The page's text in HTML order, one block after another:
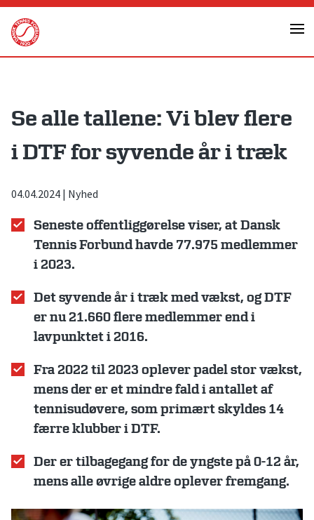
Skip
content
Se alle tallene: Vi blev flere
i DTF for syvende år i træk
04.04.2024 | Nyhed
Seneste offentliggørelse viser, at Dansk
Tennis Forbund havde 77.975 medlemmer
i 2023.
Det syvende år i træk med vækst, og DTF
er nu 21.660 flere medlemmer end i
lavpunktet i 2016.
Fra 2022 til 2023 oplever padel stor vækst,
mens der er et mindre fald i antallet af
tennisudøvere, som primært skyldes 14
færre klubber i DTF.
Der er tilbagegang for de yngste på 0-12 år,
mens alle øvrige aldre oplever fremgang.